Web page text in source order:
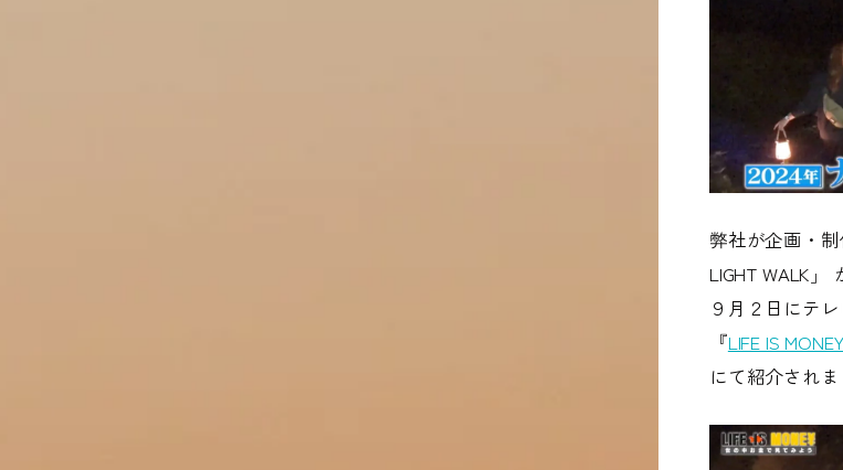
弊社が企画・
LIGHT WALK」
９月２日にテ
『LIFE IS
にて紹介されま